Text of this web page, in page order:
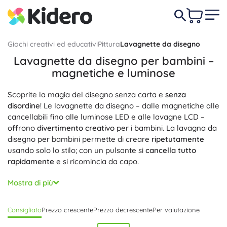
Giochi creativi ed educativiPitturaLavagnette da disegno
Lavagnette da disegno per bambini –
magnetiche e luminose
Scoprite la magia del disegno senza carta e senza
disordine! Le lavagnette da disegno – dalle magnetiche alle
cancellabili fino alle luminose LED e alle lavagne LCD –
offrono divertimento creativo per i bambini. La lavagna da
disegno per bambini permette di creare ripetutamente
usando solo lo stilo; con un pulsante si cancella tutto
rapidamente e si ricomincia da capo.
Come gioco didattico, le lavagnette da disegno favoriscono
losviluppo della grafo-motricità
ideale per prescolari e scolari: esercizi di lettere e numeri,
ricalco di sagome, primi appunti e disegni per bambini.
Mostra di più
ConsigliatoPrezzo crescentePrezzo decrescentePer valutazione